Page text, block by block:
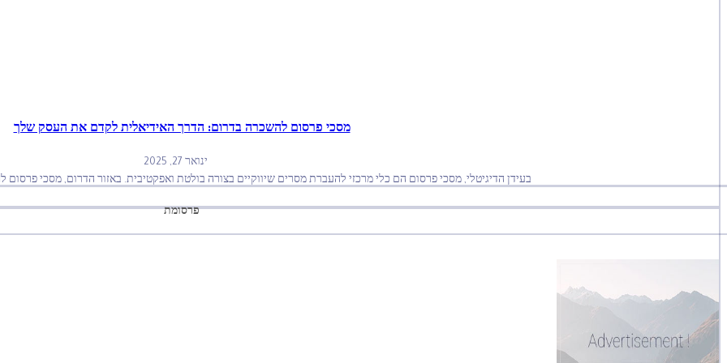
מסכי פרסום להשכרה בדרום: הדרך האידיאלית לקדם את העסק שלך
ינואר 27, 2025
בעידן הדיגיטלי, מסכי פרסום הם כלי מרכזי להעברת מסרים שיווקיים בצורה בולטת ואפקטיבית. באזור הדרום, מסכי פרסום
פרסומת